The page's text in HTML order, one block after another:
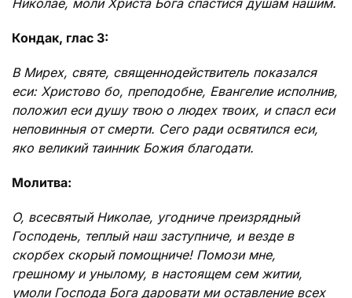
Кондак, глас 3:
В Мирех, святе, священнодействитель показался
еси: Христово бо, преподобне, Евангелие исполнив,
положил еси душу твою о людех твоих, и спасл еси
неповинныя от смерти. Сего ради освятился еси,
яко великий таинник Божия благодати.
Молитва:
О, всесвятый Николае, угодниче преизрядный
Господень, теплый наш заступниче, и везде в
скорбех скорый помощниче! Помози мне,
грешному и унылому, в настоящем сем житии,
умоли Господа Бога даровати ми оставление всех